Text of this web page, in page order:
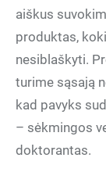
aiškus
produktas,
nesiblaškyti.
turime sąsają
kad pavyks
– sėkmingos
doktorantas.